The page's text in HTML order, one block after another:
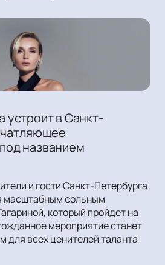
устроит в Санкт-
названием
и гости Санкт-Петербурга
масштабным сольным
который пройдет на
мероприятие станет
для всех ценителей таланта